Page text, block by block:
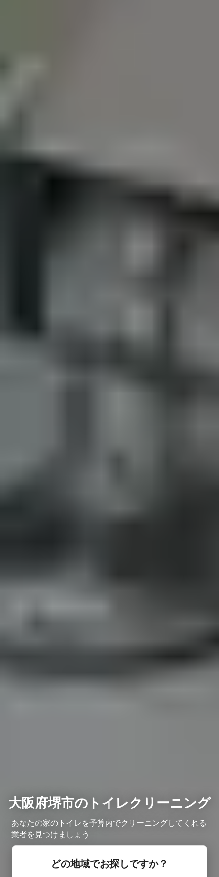
大阪府堺市のトイレクリーニング
あなたの家のトイレを予算内でクリーニングしてくれる
業者を見つけましょう
どの地域でお探しですか？